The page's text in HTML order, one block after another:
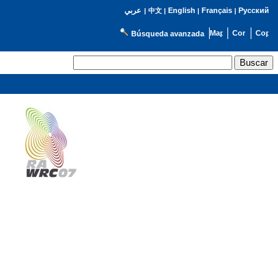
عربي | 中文| English | Français| Русский
Búsqueda avanzada